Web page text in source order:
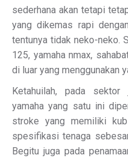
sederhana akan tetapi
yang dikemas rapi
tentunya tidak neko-neko.
125, yamaha nmax,
di luar yang menggunakan
Ketahuilah, pada
yamaha yang satu ini
stroke yang memiliki
spesifikasi tenaga
Begitu juga pada